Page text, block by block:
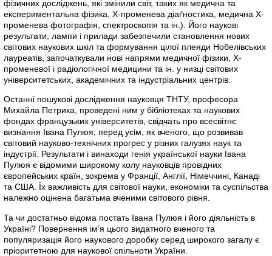
фізичних досліджень, які змінили світ, таких як медична та
експериментальна фізика, Х-променева діаґностика, медична Х-
променева фотографія, спектроскопія та ін.). Його наукові
результати, лампи і прилади забезпечили становлення нових
світових наукових шкіл та формування цілої плеяди Нобелівських
лауреатів, започаткували нові напрями медичної фізики, Х-
променевої і радіологічної медицини та ін. у низці світових
університетських, академічних та індустріальних центрів.
Останні пошукові дослідження науковця ТНТУ, професора
Михайла Петрика, проведені ним у бібліотеках та наукових
фондах французьких університетів, свідчать про всесвітнє
визнання Івана Пулюя, перед усім, як вченого, що розвивав
світовий науково-технічних прогрес у різних галузях наук та
індустрії. Результати і винаходи генія української науки Івана
Пулюя є відомими широкому колу науковців провідних
європейських країн, зокрема у Франції, Англії, Німеччині, Канаді
та США. Їх важливість для світової науки, економіки та суспільства
належно оцінена багатьма вченими світового рівня.
Та чи достатньо відома постать Івана Пулюя і його діяльність в
Україні? Повернення ім’я цього видатного вченого та
популяризація його наукового доробку серед широкого загалу є
пріоритетною для наукової спільноти України.